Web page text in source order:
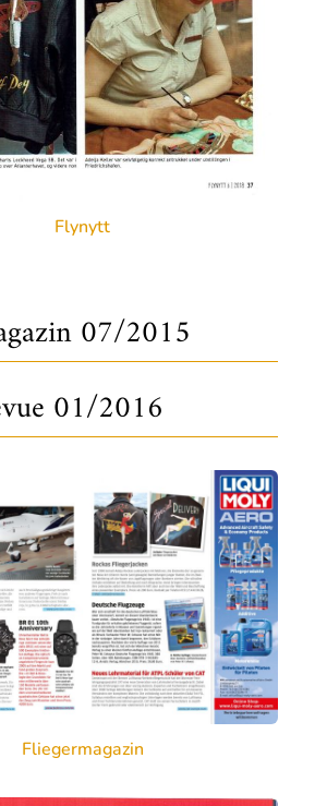
Flynytt
07/2015
01/2016
Fliegermagazin